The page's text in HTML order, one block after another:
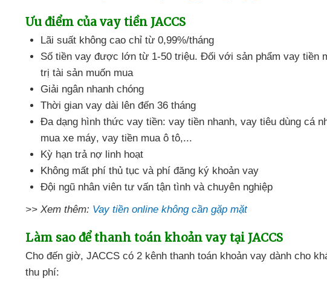
Ưu điểm của vay tiền JACCS
Lãi suất không cao chỉ từ 0,99%/tháng
Số tiền vay được lớn từ 1-50 triệu. Đối với sản phẩm vay tiền
trị tài sản muốn mua
Giải ngân nhanh chóng
Thời gian vay dài lên đến 36 tháng
Đa dạng hình thức vay tiền: vay tiền nhanh, vay tiêu dùng cá
mua xe máy, vay tiền mua ô tô,...
Kỳ hạn trả nợ linh hoạt
Không mất phí thủ tục và phí đăng ký khoản vay
Đội ngũ nhân viên tư vấn tận tình và chuyên nghiệp
>> Xem thêm: Vay tiền online không cần gặp mặt
Làm sao để thanh toán khoản vay tại JACCS
Cho đến giờ, JACCS có 2 kênh thanh toán khoản vay dành cho
thu phí: